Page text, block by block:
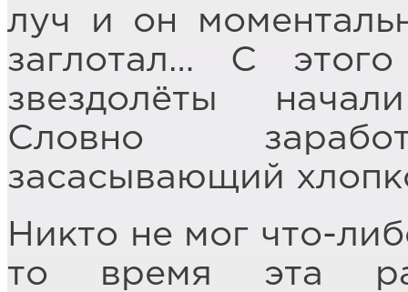
луч и он
заглотал… С
звездолёты
Словно
засасывающий
Никто не мог что-
то время эта